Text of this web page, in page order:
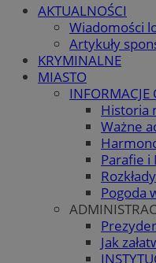
AKTUALNOŚCI
Wiadomości
Artykuły
KRYMINALNE
MIASTO
INFORMACJE
Historia
Ważne
Parafie i
Pogoda
Jak